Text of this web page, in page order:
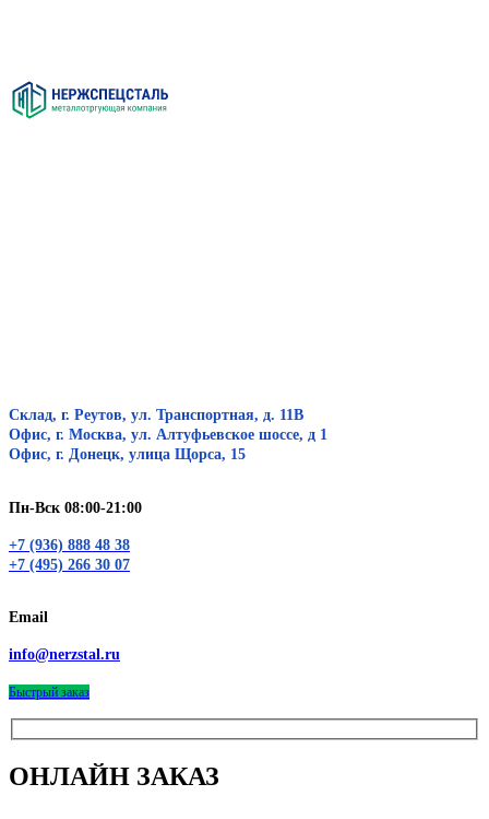
Склад, г. Реутов, ул. Транспортная, д. 11В
Офис, г. Москва, ул. Алтуфьевское шоссе, д 1
Офис, г. Донецк, улица Щорса, 15
Пн-Вск 08:00-21:00
+7 (936) 888 48 38
+7 (495) 266 30 07
Email
info@nerzstal.ru
Быстрый заказ
ОНЛАЙН ЗАКАЗ